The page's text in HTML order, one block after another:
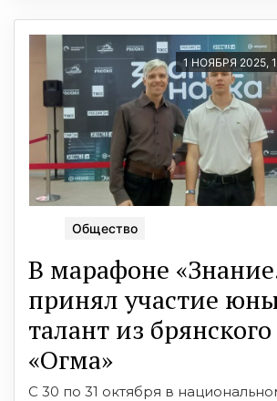
1 НОЯБРЯ 2025,
Общество
В марафоне
принял участие
талант из
«Огма»
С 30 по 31 октября в